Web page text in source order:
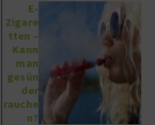
E-
Zigare
tten –
Kann
man
gesün
der
rauche
n?